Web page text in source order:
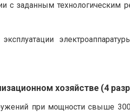
с заданным
хозяйстве (4
при мощности свыше